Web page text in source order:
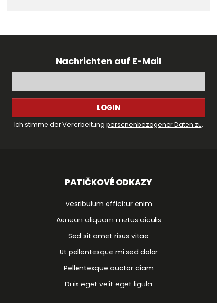
Nachrichten auf E-Mail
LOGIN
Ich stimme der Verarbeitung personenbezogener Daten zu.
PATIČKOVÉ ODKAZY
Vestibulum efficitur enim
Aenean aliquam metus aiculis
Sed sit amet risus vitae
Ut pellentesque mi sed dolor
Pellentesque auctor diam
Duis eget velit eget ligula